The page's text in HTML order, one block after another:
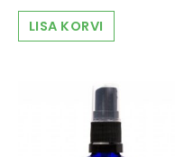
LISA KORVI